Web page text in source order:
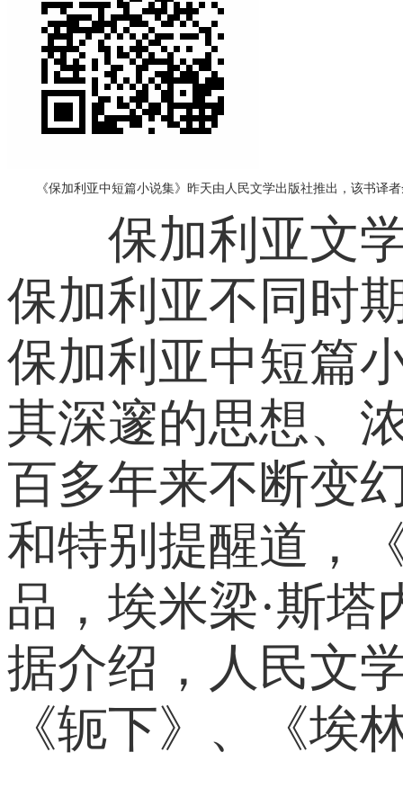
《保加利亚中短篇小说集》昨天由人民文学出版社推出，该书译者
保加利亚文学
保加利亚不同时
保加利亚中短篇
其深邃的思想、
百多年来不断变
和特别提醒道，
品，埃米梁·斯
据介绍，人民文
《轭下》、《埃